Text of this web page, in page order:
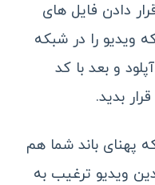
دادن فایل های
ویدیو را در شبکه
و بعد با کد
پهنای باند شما هم
ویدیو ترغیب به